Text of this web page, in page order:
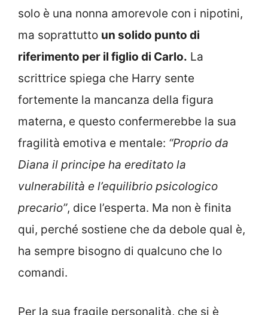
solo è una nonna amorevole con i nipotini,
ma soprattutto un solido punto di
riferimento per il figlio di Carlo. La
scrittrice spiega che Harry sente
fortemente la mancanza della figura
materna, e questo confermerebbe la sua
fragilità emotiva e mentale: “Proprio da
Diana il principe ha ereditato la
vulnerabilità e l’equilibrio psicologico
precario”, dice l’esperta. Ma non è finita
qui, perché sostiene che da debole qual è,
ha sempre bisogno di qualcuno che lo
comandi.
Per la sua fragile personalità, che si è